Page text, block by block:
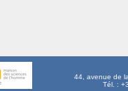
44, avenue de
Tél. :